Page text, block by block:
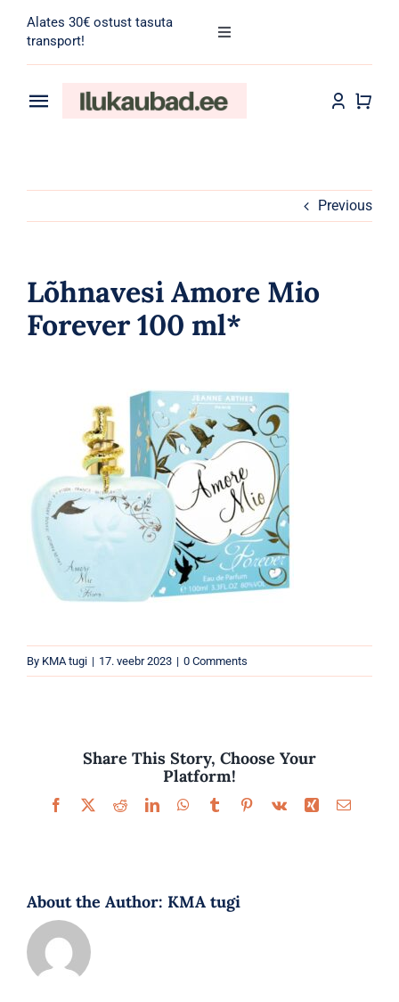
content
Alates 30€ ostust tasuta
transport!
Toggle
for:
Toggle
Meik
Kaubamärgid
Eripakkumised
Previous
Lõhnavesi Amore Mio
Forever 100 ml*
By KMA tugi | 17. veebr 2023 | 0 Comments
Share This Story, Choose Your
Platform!
Facebook
X RedditLinkedInWhatsApp
TumblrPinterest
Vk Xing Email
About the Author: KMA tugi